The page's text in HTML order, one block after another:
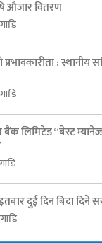
औजार वितरण
प्रभावकारीता : स्थानीय
बैंक लिमिटेड “बेस्ट
दुई दिन बिदा दिने